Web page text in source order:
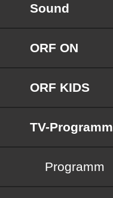
Sound
ORF ON
ORF KIDS
TV-Programm
Programm